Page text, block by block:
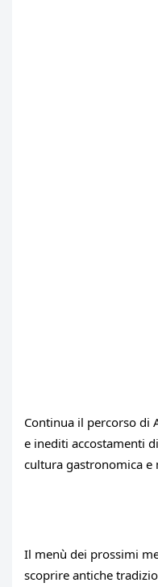
Continua il percorso di
e inediti accostamenti
cultura gastronomica e
Il menù dei prossimi
scoprire antiche